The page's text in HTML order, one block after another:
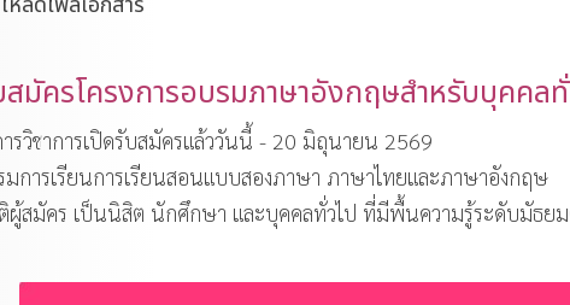
สมัครโครงการอบรมภาษาอังกฤษสำหรับบุคคล
รวิชาการเปิดรับสมัครแล้ววันนี้ - 20 มิถุนายน 2569
มการเรียนการเรียนสอนแบบสองภาษา ภาษาไทยและภาษาอังกฤษ
สมัคร เป็นนิสิต นักศึกษา และบุคคลทั่วไป ที่มีพื้นความรู้ระดับมัธย